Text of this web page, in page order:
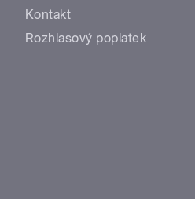
Kontakt
Rozhlasový poplatek